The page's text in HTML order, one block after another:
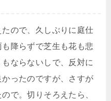
ので、久しぶりに庭仕
降らずで芝生も花も悲
ならないしで、反対に
ったのですが、さすが
で。切りそろえたら、